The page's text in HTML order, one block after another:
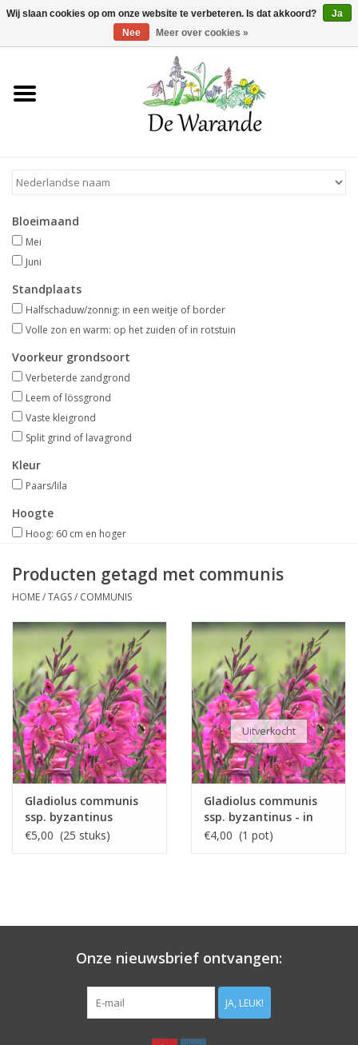
Winkelwagen >0 Artikelen - €0,00
Home
Voorjaarsbloeiers
Zomerbloeiers
Herfstbloeiers
Schaduwplanten
Aanbiedingen
Bodemverbetering
Overige producten
Sterke Bollen Dagen
Bloeimaand
Mei
Juni
Standplaats
Halfschaduw/zonnig: in een weitje of border
Volle zon en warm: op het zuiden of in rotstuin
Voorkeur grondsoort
Verbeterde zandgrond
Leem of lössgrond
Vaste kleigrond
Split grind of lavagrond
Kleur
Paars/lila
Hoogte
Hoog: 60 cm en hoger
Producten getagd met communis
HOME/TAGS/ COMMUNIS
Gladiolus communis
ssp. byzantinus
€5,00 (25 stuks)
Uitverkocht
Gladiolus communis
ssp. byzantinus - in
pot
€4,00 (1 pot)
Onze nieuwsbrief ontvangen:
JA, LEUK!
Wij slaan cookies op om onze website te verbeteren. Is dat akkoord?
Ja
Nee
Meer over cookies »